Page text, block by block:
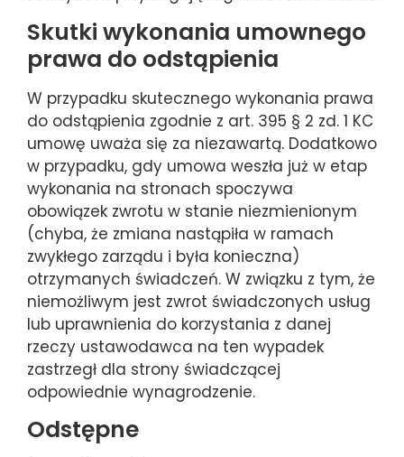
Skutki wykonania umownego
prawa do odstąpienia
W przypadku skutecznego wykonania prawa
do odstąpienia zgodnie z art. 395 § 2 zd. 1 KC
umowę uważa się za niezawartą. Dodatkowo
w przypadku, gdy umowa weszła już w etap
wykonania na stronach spoczywa
obowiązek zwrotu w stanie niezmienionym
(chyba, że zmiana nastąpiła w ramach
zwykłego zarządu i była konieczna)
otrzymanych świadczeń. W związku z tym, że
niemożliwym jest zwrot świadczonych usług
lub uprawnienia do korzystania z danej
rzeczy ustawodawca na ten wypadek
zastrzegł dla strony świadczącej
odpowiednie wynagrodzenie.
Odstępne